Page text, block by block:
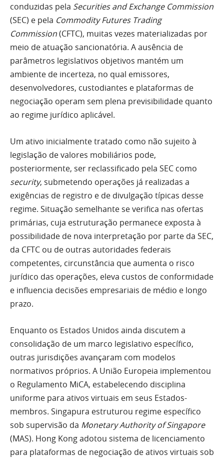
conduzidas pela Securities and Exchange Commission
(SEC) e pela Commodity Futures Trading
Commission(CFTC), muitas vezes materializadas por
meio de atuação sancionatória. A ausência de
parâmetros legislativos objetivos mantém um
ambiente de incerteza, no qual emissores,
desenvolvedores, custodiantes e plataformas de
negociação operam sem plena previsibilidade quanto
ao regime jurídico aplicável.
Um ativo inicialmente tratado como não sujeito à
legislação de valores mobiliários pode,
posteriormente, ser reclassificado pela SEC como
security, submetendo operações já realizadas a
exigências de registro e de divulgação típicas desse
regime. Situação semelhante se verifica nas ofertas
primárias, cuja estruturação permanece exposta à
possibilidade de nova interpretação por parte da SEC,
da CFTC ou de outras autoridades federais
competentes, circunstância que aumenta o risco
jurídico das operações, eleva custos de conformidade
e influencia decisões empresariais de médio e longo
prazo.
Enquanto os Estados Unidos ainda discutem a
consolidação de um marco legislativo específico,
outras jurisdições avançaram com modelos
normativos próprios. A União Europeia implementou
o Regulamento MiCA, estabelecendo disciplina
uniforme para ativos virtuais em seus Estados-
membros. Singapura estruturou regime específico
sob supervisão da Monetary Authority of Singapore
(MAS). Hong Kong adotou sistema de licenciamento
para plataformas de negociação de ativos virtuais sob